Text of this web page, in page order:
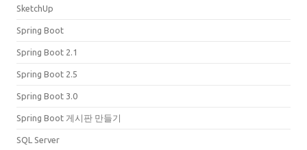
SketchUp
Spring Boot
Spring Boot 2.1
Spring Boot 2.5
Spring Boot 3.0
Spring Boot 게시판 만들기
SQL Server